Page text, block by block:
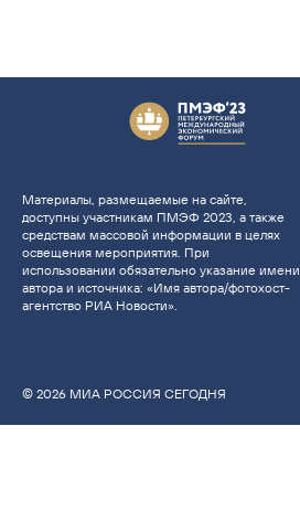
Материалы, размещаемые на сайте,
доступны участникам ПМЭФ 2023, а также
средствам массовой информации в целях
освещения мероприятия. При
использовании обязательно указание имени
автора и источника: «Имя автора/фотохост-
агентство РИА Новости».
© 2026 МИА РОССИЯ СЕГОДНЯ